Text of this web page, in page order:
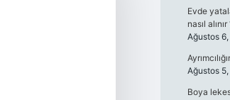
Evde
nasıl alınır
Ağustos
Ağustos
Boya